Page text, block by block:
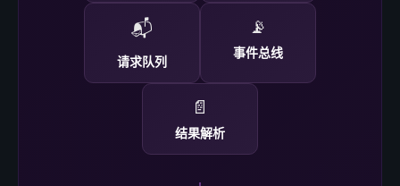
📬
请求队列
📡
事件总线
📄
结果解析